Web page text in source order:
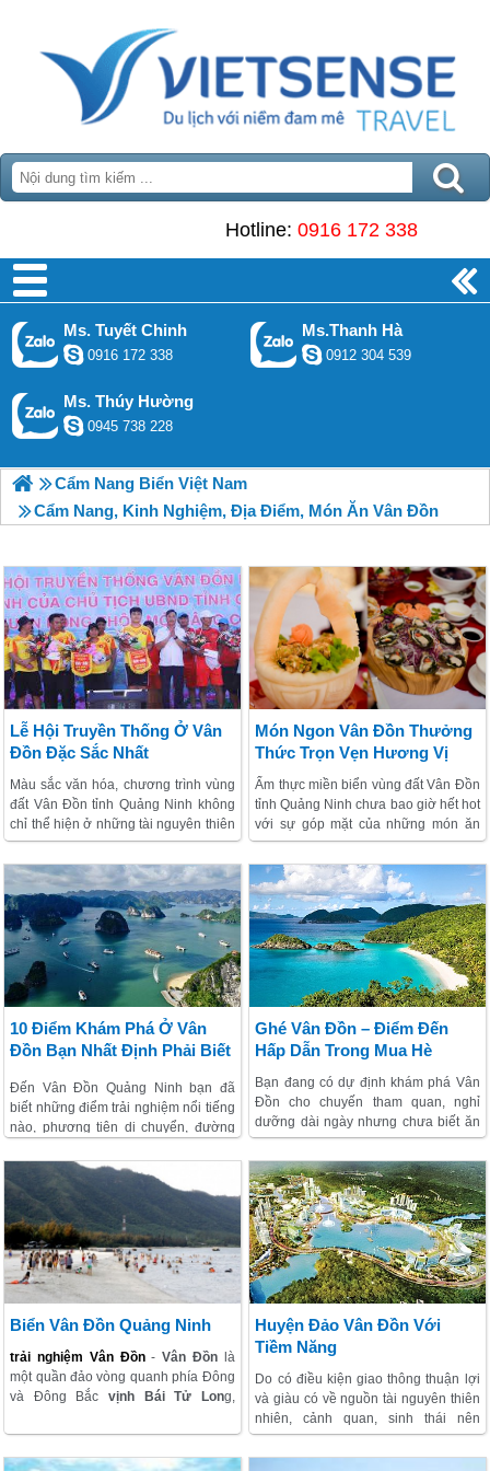
Hotline: 0916 172 338
Ms. Tuyết Chinh
0916 172 338
Ms.Thanh Hà
0912 304 539
Ms. Thúy Hường
0945 738 228
Cẩm Nang Biển Việt Nam
Cẩm Nang, Kinh Nghiệm, Địa Điểm, Món Ăn Vân Đồn
Lễ Hội Truyền Thống Ở Vân
Đồn Đặc Sắc Nhất
Màu sắc văn hóa, chương trình vùng
đất Vân Đồn tỉnh Quảng Ninh không
chỉ thể hiện ở những tài nguyên thiên
nhiên biển đảo sẵn có mà còn được
phát huy ở giá trị tinh thần sâu sắc
tiêu biểu là lễ hội truyền thống ở Vân
Đồn. Lễ hội truyền thống Vân Đồn
được tổ chức vào trung tuần tháng 6
âm lịch hàng năm tại địa bàn làng
đảo Quan Lạn. Cùng VietSense
Travel tìm hiểu xem lễ hội tiêu biểu
này có gì ấn tượng nhé!
Món Ngon Vân Đồn Thưởng
Thức Trọn Vẹn Hương Vị
Biển
Ẩm thực miền biển vùng đất Vân Đồn
tỉnh Quảng Ninh chưa bao giờ hết hot
với sự góp mặt của những món ăn
thơm ngon bổ dưỡng. Hải sản biển
tươi rói cùng nhiều cách chế biến độc
lạ biến những món ăn bình dân trở
thành đặc sản thơm ngon khó cưỡng
không đâu có được. Tham khảo
những món ngon Vân Đồn dưới đây
và lưu ngay vào danh sách những
món ăn nhất định phải thử khi tới
biển đảo bạn nhé!
10 Điểm Khám Phá Ở Vân
Đồn Bạn Nhất Định Phải Biết
Đến Vân Đồn Quảng Ninh bạn đã
biết những điểm trải nghiệm nổi tiếng
nào, phương tiện di chuyển, đường
đâu, thưởng thức món ăn nào và hoạt
động vui chơi nghỉ dưỡng có gì hấp
dẫn?… Trong bài viết dưới đây
VietSense Travel sẽ mang đến bạn
những thông tin chi tiết và hữu ích
nhất, hãy lưu ngay vào cẩm nang
hành trình biển đảo của mình bạn
nhé!
Ghé Vân Đồn – Điểm Đến
Hấp Dẫn Trong Mua Hè
Bạn đang có dự định khám phá Vân
Đồn cho chuyến tham quan, nghỉ
dưỡng dài ngày nhưng chưa biết ăn
gì ở đâu, vui chơi như thế nào thì thì
nhất định đừng bỏ lỡ những thông tin
thú vị mà Vietsense Travel mang đến
trong bài viết dưới đây. Tổng hợp Vân
Đồn có gì hấp dẫn sẽ giúp bạn có
một chuyến đi trong mơ, tham khảo
và lưu ngay vào cuốn cẩm nang hành
trình an toàn, tiết kiệm bạn nhé!
Biển Vân Đồn Quảng Ninh
trải nghiệm Vân Đồn-Vân Đồn
là
một quần đảo vòng quanh phía Đông
và Đông Bắc vịnh Bái Tử Long,
Nam của tỉnhQuảng Ninh. Nó gồm
600 hòn đảo lớn nhỏ. Đảo lớn nhất
Huyện Đảo Vân Đồn Với
Tiềm Năng
Do có điều kiện giao thông thuận lợi
và giàu có về nguồn tài nguyên thiên
nhiên, cảnh quan, sinh thái nên
huyện đảo Vân Đồn có nhiều cơ hội
phát triển kinh tế, đặc biệt là tiềm